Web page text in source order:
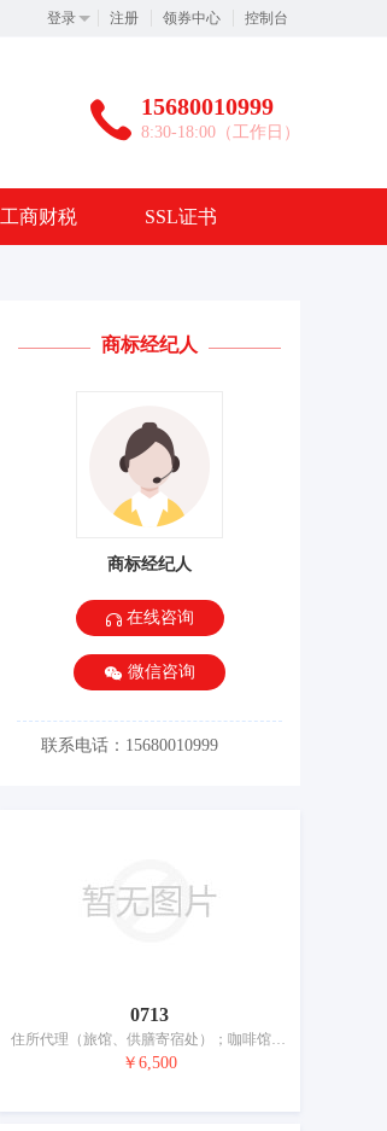
登录 注册 领券中心 控制台
15680010999
8:30-18:00（工作日）
工商财税 SSL证书
商标经纪人
商标经纪人
在线咨询
微信咨询
联系电话：15680010999
0713
住所代理（旅馆、供膳寄宿处）；咖啡馆；备办宴席；酒吧服务；茶馆；旅游房屋出租；养老院；日间托儿所（看孩子）；动物寄养；烹饪设备出租
￥6,500